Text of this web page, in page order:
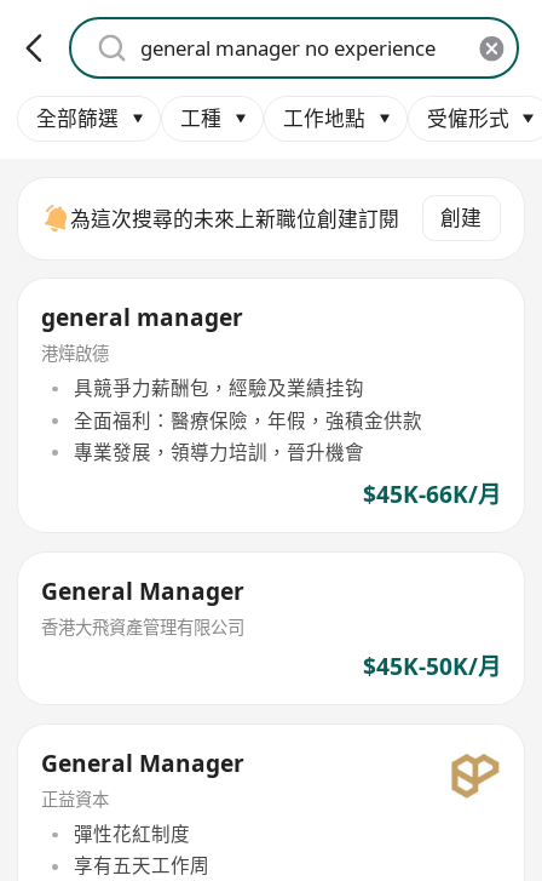
全部篩選 工種 工作地點 受僱形式
為這次搜尋的未來上新職位創建訂閱 創建
general manager
港燁啟德
具競爭力薪酬包，經驗及業績挂钩
全面福利：醫療保險，年假，強積金供款
專業發展，領導力培訓，晉升機會
$45K-66K/月
General Manager
香港大飛資產管理有限公司
$45K-50K/月
General Manager
正益資本
彈性花紅制度
享有五天工作周